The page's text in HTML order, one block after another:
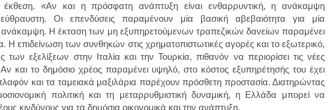
έκθεση. «Αν και η πρόσφατη ανάπτυξη είναι ενθαρρυντική, η ανάκαμψη
Οι επενδύσεις παραμένουν μία βασική αβεβαιότητα για μία
ανάκαμψη. Η έκταση των μη εξυπηρετούμενων τραπεζικών δανείων παραμένει
Η επιδείνωση των συνθηκών στις χρηματοπιστωτικές αγορές και το εξωτερικό,
των εξελίξεων στην Ιταλία και την Τουρκία, πιθανόν να περιορίσει τις νέες
Αν και το δημόσιο χρέος παραμένει υψηλό, στο κόστος εξυπηρέτησής του έχει
και τα ταμειακά μαξιλάρια παρέχουν πρόσθετη προστασία. Διατηρώντας
πολιτική και τη μεταρρυθμιστική δυναμική, η Ελλάδα μπορεί να
κινδύνους για τα δημόσια οικονομικά και την ανάπτυξη.